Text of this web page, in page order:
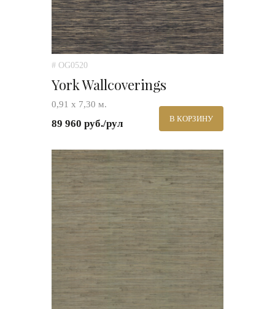
# OG0520
York Wallcoverings
0,91 х 7,30 м.
89 960 руб./рул В КОРЗИНУ